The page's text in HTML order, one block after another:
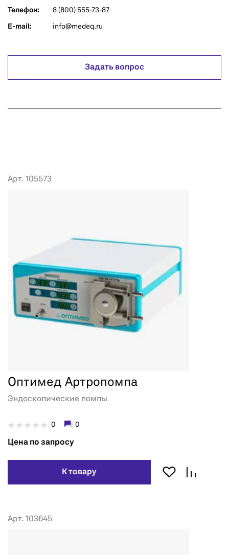
Телефон: 8 (800) 555-73-87
E-mail: info@medeq.ru
Задать вопрос
Арт. 105573
Оптимед Артропомпа
Эндоскопические помпы
0 0
Цена по запросу
К товару
Арт. 103645